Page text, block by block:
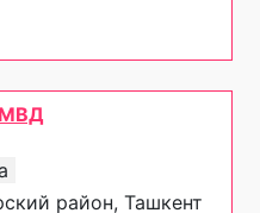
МВД
район, Ташкент